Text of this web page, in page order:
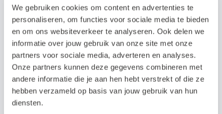
We gebruiken cookies om content en advertenties te
personaliseren, om functies voor sociale media te bieden
en om ons websiteverkeer te analyseren. Ook delen we
informatie over jouw gebruik van onze site met onze
partners voor sociale media, adverteren en analyses.
Onze partners kunnen deze gegevens combineren met
andere informatie die je aan hen hebt verstrekt of die ze
hebben verzameld op basis van jouw gebruik van hun
diensten.
Gratis voor KeySoftware-gebruikers.
Interesse in deze
koppeling?